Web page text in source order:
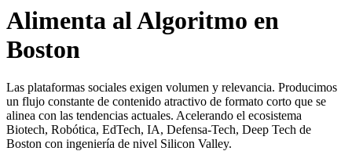
Alimenta al Algoritmo en
Boston
Las plataformas sociales exigen volumen y relevancia. Producimos
un flujo constante de contenido atractivo de formato corto que se
alinea con las tendencias actuales. Acelerando el ecosistema
Biotech, Robótica, EdTech, IA, Defensa-Tech, Deep Tech de
Boston con ingeniería de nivel Silicon Valley.